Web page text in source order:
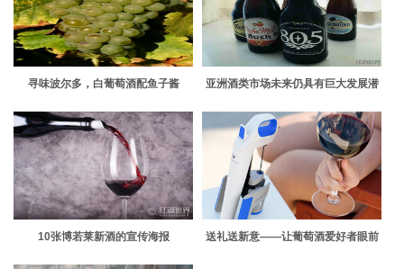
寻味波尔多，白葡萄酒配鱼子酱
亚洲酒类市场未来仍具有巨大发展潜
10张博若莱新酒的宣传海报
送礼送新意——让葡萄酒爱好者眼前